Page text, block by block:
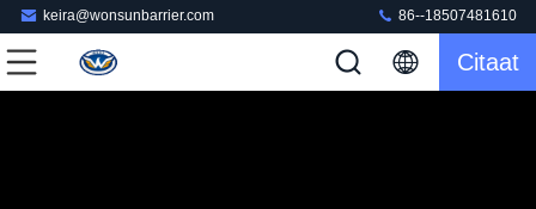
keira@wonsunbarrier.com 86--18507481610
Citaat